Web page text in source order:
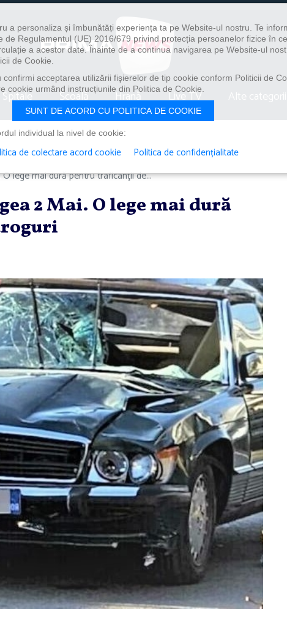
Spitale Școală Hrană Live TV
lege mai dură pentru traficanţii de...
2 Mai. O lege mai dură
a personaliza și îmbunătăți experiența ta pe Website-ul nostru. Te
de Regulamentul (UE) 2016/679 privind protecția persoanelor fizice în
a acestor date. Înainte de a continua navigarea pe Website-ul
de Cookie.
acceptarea utilizării fişierelor de tip cookie conform Politicii de
urmând instrucțiunile din Politica de Cookie.
SUNT DE ACORD CU POLITICA DE COOKIE
individual la nivel de cookie:
de colectare acord cookie Politica de confidențialitate